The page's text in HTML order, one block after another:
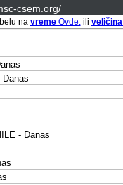
csem.org/
na vreme Ovde.ili veličina
- Danas